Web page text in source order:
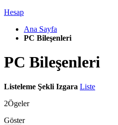
Hesap
Ana Sayfa
PC Bileşenleri
PC Bileşenleri
Listeleme Şekli Izgara Liste
2Ögeler
Göster